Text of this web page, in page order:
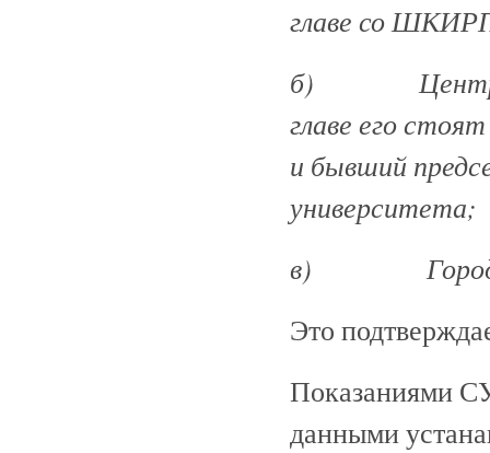
главе со
б)
главе его
и бывший
университета;
в)
Это
Показаниями
данными